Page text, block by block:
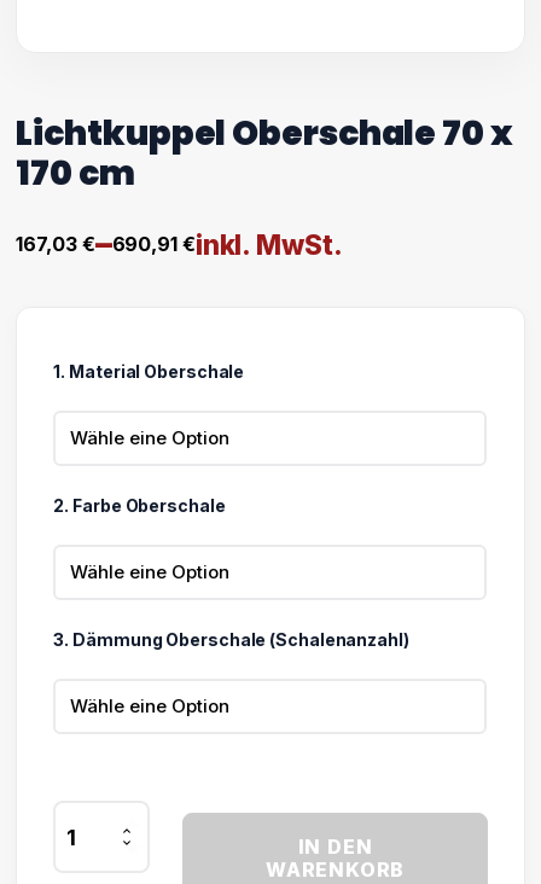
Lichtkuppel Oberschale 70 x
170 cm
167,03 €–690,91 €
Preisspanne:
bis
690,91 €
inkl. MwSt.
1. Material Oberschale
2. Farbe Oberschale
3. Dämmung Oberschale (Schalenanzahl)
Oberschale
IN DEN
WARENKORB